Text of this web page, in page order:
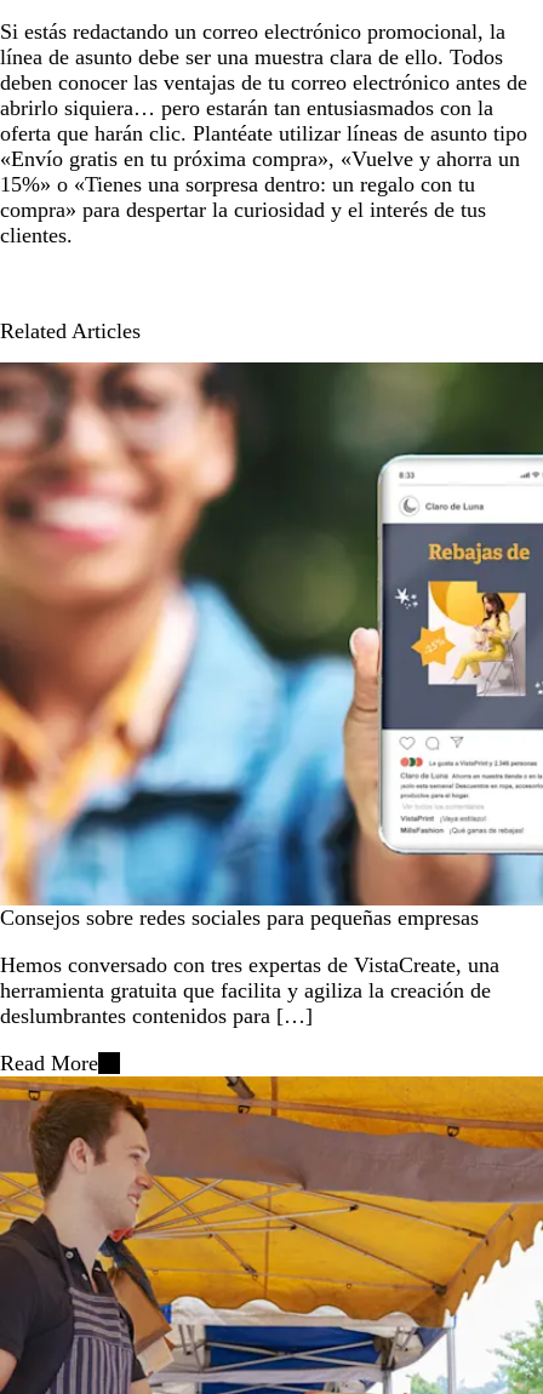
Si estás redactando un correo electrónico promocional, la
línea de asunto debe ser una muestra clara de ello. Todos
deben conocer las ventajas de tu correo electrónico antes de
abrirlo siquiera… pero estarán tan entusiasmados con la
oferta que harán clic. Plantéate utilizar líneas de asunto tipo
«Envío gratis en tu próxima compra», «Vuelve y ahorra un
15%» o «Tienes una sorpresa dentro: un regalo con tu
compra» para despertar la curiosidad y el interés de tus
clientes.
Related Articles
Consejos sobre redes sociales para pequeñas empresas
Hemos conversado con tres expertas de VistaCreate, una
herramienta gratuita que facilita y agiliza la creación de
deslumbrantes contenidos para […]
Read More